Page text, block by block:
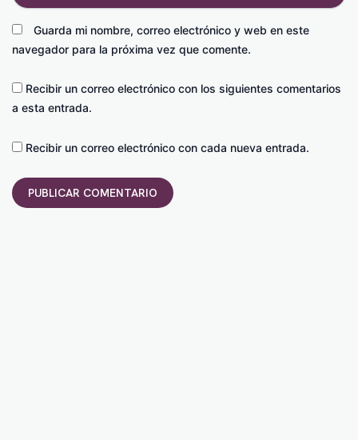
Guarda mi nombre, correo electrónico y web en este
navegador para la próxima vez que comente.
Recibir un correo electrónico con los siguientes comentarios
a esta entrada.
Recibir un correo electrónico con cada nueva entrada.